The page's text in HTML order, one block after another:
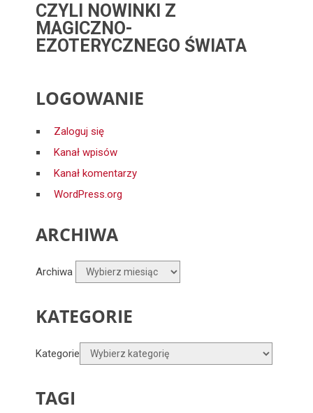
CZYLI NOWINKI Z
MAGICZNO-
EZOTERYCZNEGO ŚWIATA
LOGOWANIE
Zaloguj się
Kanał wpisów
Kanał komentarzy
WordPress.org
ARCHIWA
Archiwa
KATEGORIE
Kategorie
TAGI